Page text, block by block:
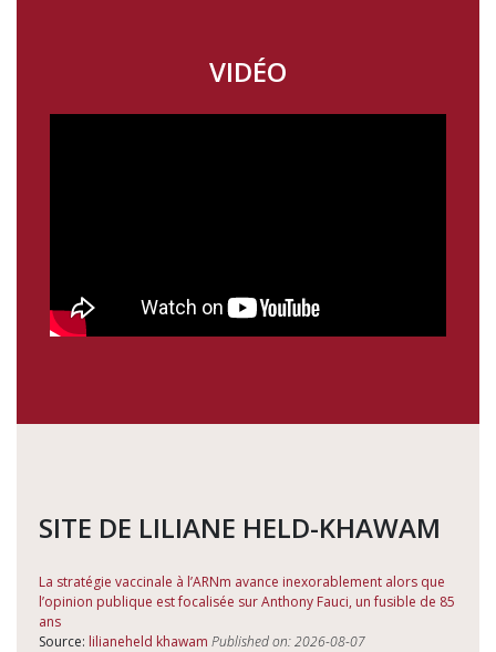
VIDÉO
SITE DE LILIANE HELD-KHAWAM
La stratégie vaccinale à l’ARNm avance inexorablement alors que
l’opinion publique est focalisée sur Anthony Fauci, un fusible de 85
ans
Source: lilianeheld khawam Published on: 2026-08-07